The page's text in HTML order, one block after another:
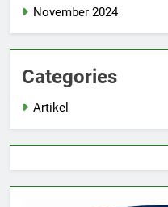
November 2024
Categories
Artikel